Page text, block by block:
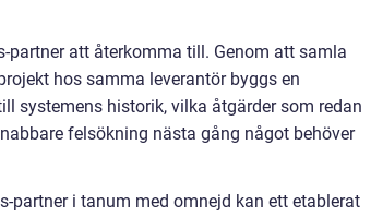
att återkomma till. Genom att samla
hos samma leverantör byggs en
systemens historik, vilka åtgärder som redan
felsökning nästa gång något behöver
partner i tanum med omnejd kan ett etablerat